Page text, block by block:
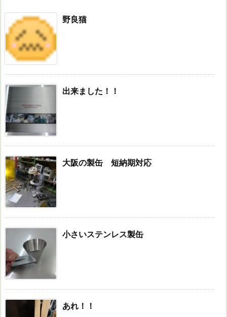
野良猫
出来ました！！
大阪の製缶 短納期対応
小さいステンレス製缶
あれ！！